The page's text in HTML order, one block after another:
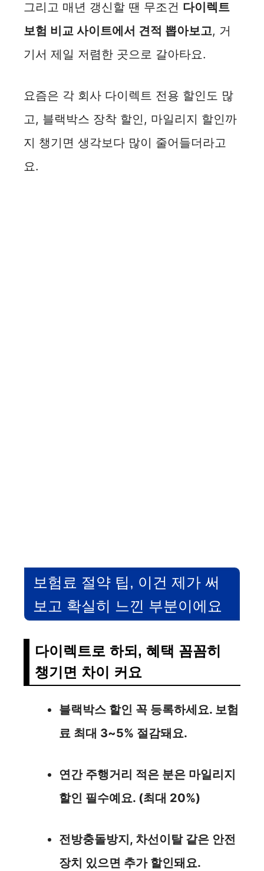
그리고 매년 갱신할 땐 무조건 다이렉트
보험 비교 사이트에서 견적 뽑아보고, 거
기서 제일 저렴한 곳으로 갈아타요.
요즘은 각 회사 다이렉트 전용 할인도 많
고, 블랙박스 장착 할인, 마일리지 할인까
지 챙기면 생각보다 많이 줄어들더라고
요.
보험료 절약 팁, 이건 제가 써
보고 확실히 느낀 부분이에요
다이렉트로 하되, 혜택 꼼꼼히
챙기면 차이 커요
블랙박스 할인 꼭 등록하세요. 보험
료 최대 3~5% 절감돼요.
연간 주행거리 적은 분은 마일리지
할인 필수예요. (최대 20%)
전방충돌방지, 차선이탈 같은 안전
장치 있으면 추가 할인돼요.